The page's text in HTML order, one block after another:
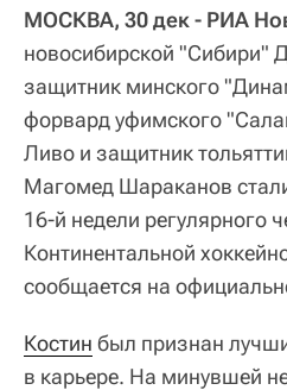
МОСКВА, 30 дек - РИА
новосибирской "Сибири"
защитник минского
форвард уфимского
Ливо и защитник
Магомед Шараканов
16-й недели регулярного
Континентальной
сообщается на
Костин был признан
в карьере. На минувшей